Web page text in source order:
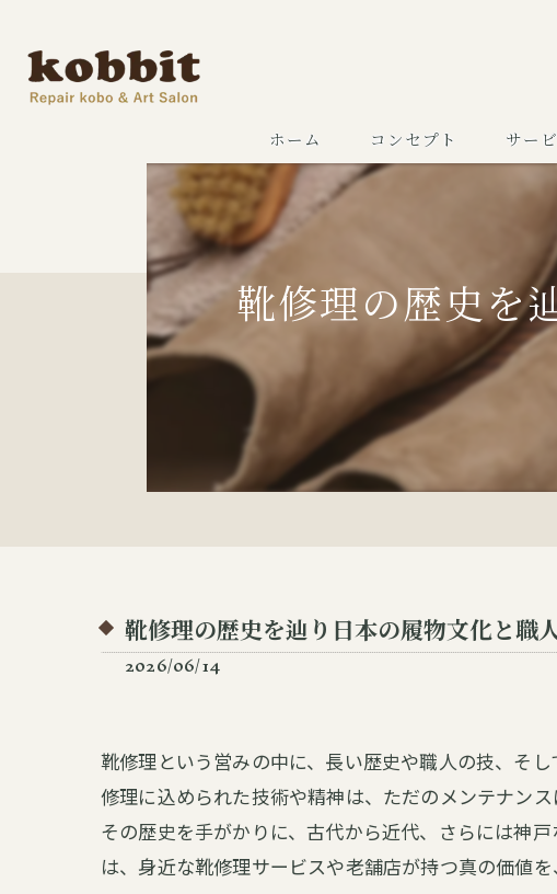
ホーム コンセプト サー
靴修理の歴史を
靴修理の歴史を辿り日本の履物文化と職
2026/06/14
靴修理という営みの中に、長い歴史や職人の技、そ
修理に込められた技術や精神は、ただのメンテナン
その歴史を手がかりに、古代から近代、さらには神
は、身近な靴修理サービスや老舗店が持つ真の価値